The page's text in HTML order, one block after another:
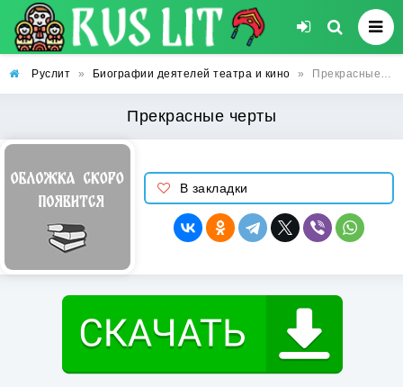
Руслит » Биографии деятелей театра и кино » Прекрасные черты
Прекрасные черты
В закладки